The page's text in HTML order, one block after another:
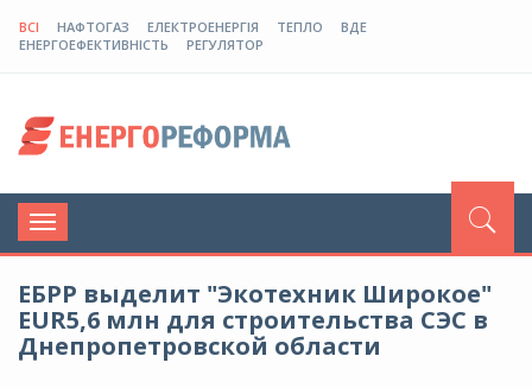
ВСІ НАФТОГАЗ ЕЛЕКТРОЕНЕРГІЯ ТЕПЛО
ВДЕ
ЕНЕРГОЕФЕКТИВНІСТЬ
РЕГУЛЯТОР
Toggle
navigation
ЕБРР выделит "Экотехник Широкое"
EUR5,6 млн для строительства СЭС в
Днепропетровской области